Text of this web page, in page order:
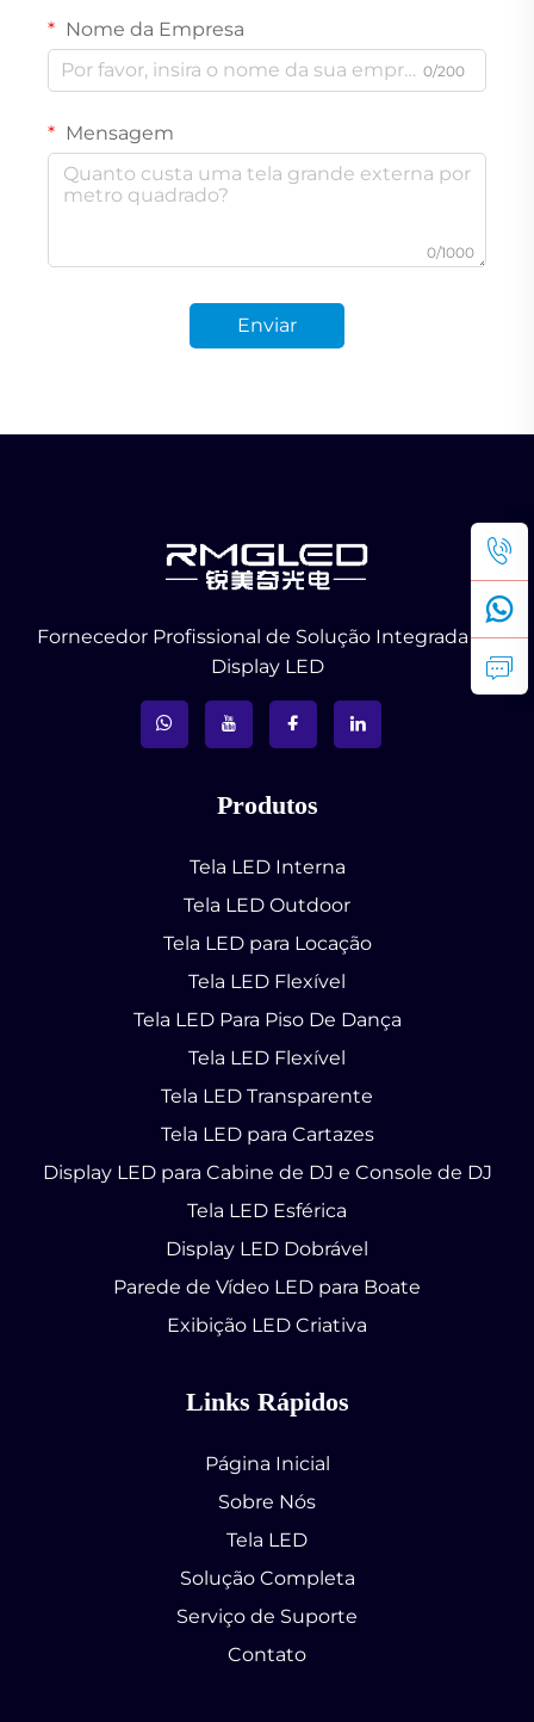
Nome da Empresa
0/200
Mensagem
0/1000
Enviar
Fornecedor Profissional de Solução Integrada de
Display LED
Produtos
Tela LED Interna
Tela LED Outdoor
Tela LED para Locação
Tela LED Flexível
Tela LED Para Piso De Dança
Tela LED Flexível
Tela LED Transparente
Tela LED para Cartazes
Display LED para Cabine de DJ e Console de DJ
Tela LED Esférica
Display LED Dobrável
Parede de Vídeo LED para Boate
Exibição LED Criativa
Links Rápidos
Página Inicial
Sobre Nós
Tela LED
Solução Completa
Serviço de Suporte
Contato